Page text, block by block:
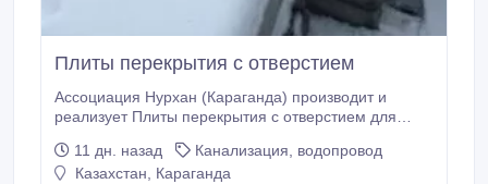
Плиты перекрытия с отверстием
Ассоциация Нурхан (Караганда) производит и
реализует Плиты перекрытия с отверстием для
каналов теплотрасс. Главная задача плиты -
перекрытие лотков в месте образования камеры.
11 дн. назад
Канализация, водопровод
Казахстан, Караганда